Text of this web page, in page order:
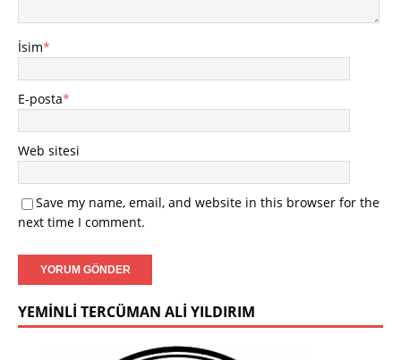
İsim*
E-posta*
Web sitesi
Save my name, email, and website in this browser for the
next time I comment.
YEMINLI TERCÜMAN ALI YILDIRIM